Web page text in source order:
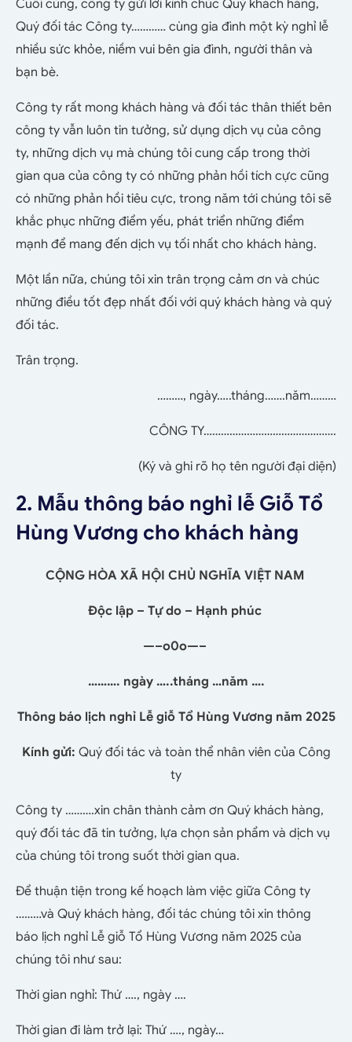
Cuối cùng, công ty gửi lời kính chúc Quý khách hàng,
Quý đối tác Công ty………… cùng gia đình một kỳ nghỉ lễ
nhiều sức khỏe, niềm vui bên gia đình, người thân và
bạn bè.
Công ty rất mong khách hàng và đối tác thân thiết bên
công ty vẫn luôn tin tưởng, sử dụng dịch vụ của công
ty, những dịch vụ mà chúng tôi cung cấp trong thời
gian qua của công ty có những phản hồi tích cực cũng
có những phản hồi tiêu cực, trong năm tới chúng tôi sẽ
khắc phục những điểm yếu, phát triển những điểm
mạnh để mang đến dịch vụ tối nhất cho khách hàng.
Một lần nữa, chúng tôi xin trân trọng cảm ơn và chúc
những điều tốt đẹp nhất đối với quý khách hàng và quý
đối tác.
Trân trọng.
………, ngày…..tháng…….năm………
CÔNG TY……………………………………….
(Ký và ghi rõ họ tên người đại diện)
2. Mẫu thông báo nghỉ lễ Giỗ Tổ
Hùng Vương cho khách hàng
CỘNG HÒA XÃ HỘI CHỦ NGHĨA VIỆT NAM
Độc lập – Tự do – Hạnh phúc
—–o0o—–
………. ngày …..tháng …năm ….
Thông báo lịch nghỉ Lễ giỗ Tổ Hùng Vương năm 2025
Kính gửi: Quý đối tác và toàn thể nhân viên của Công
ty
Công ty ……….xin chân thành cảm ơn Quý khách hàng,
quý đối tác đã tin tưởng, lựa chọn sản phẩm và dịch vụ
của chúng tôi trong suốt thời gian qua.
Để thuận tiện trong kế hoạch làm việc giữa Công ty
………và Quý khách hàng, đối tác chúng tôi xin thông
báo lịch nghỉ Lễ giỗ Tổ Hùng Vương năm 2025 của
chúng tôi như sau:
Thời gian nghỉ: Thứ …., ngày ….
Thời gian đi làm trở lại: Thứ …., ngày…